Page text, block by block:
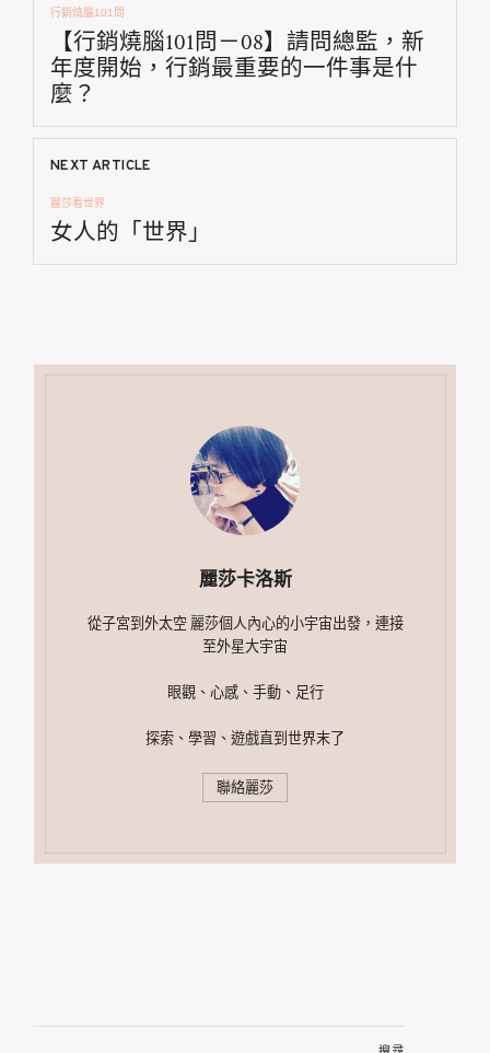
章
導
覽
行銷燒腦101問
【行銷燒腦101問－08】請問總監，新
年度開始，行銷最重要的一件事是什
麼？
NEXT ARTICLE
麗莎看世界
女人的「世界」
麗莎卡洛斯
從子宮到外太空 麗莎個人內心的小宇宙出發，連接
至外星大宇宙
眼觀、心感、手動、足行
探索、學習、遊戲直到世界末了
聯絡麗莎